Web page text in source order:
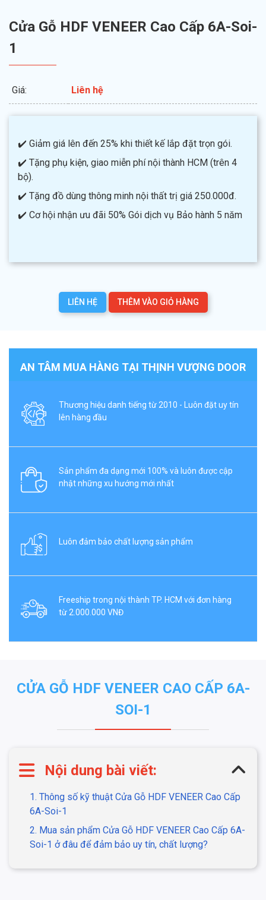
Cửa Gỗ HDF VENEER Cao Cấp 6A-Soi-
1
Giá: Liên hệ
✔️ Giảm giá lên đến 25% khi thiết kế lắp đặt trọn gói.
✔️ Tặng phụ kiện, giao miễn phí nội thành HCM (trên 4
bộ).
✔️ Tặng đồ dùng thông minh nội thất trị giá 250.000đ.
✔️ Cơ hội nhận ưu đãi 50% Gói dịch vụ Bảo hành 5 năm
LIÊN HỆ THÊM VÀO GIỎ HÀNG
AN TÂM MUA HÀNG TẠI THỊNH VƯỢNG DOOR
Thương hiệu danh tiếng từ 2010 - Luôn đặt uy tín
lên hàng đầu
Sản phẩm đa dạng mới 100% và luôn được cập
nhật những xu hướng mới nhất
Luôn đảm bảo chất lượng sản phẩm
Freeship trong nội thành TP. HCM với đơn hàng
từ 2.000.000 VNĐ
CỬA GỖ HDF VENEER CAO CẤP 6A-
SOI-1
Nội dung bài viết:
1. Thông số kỹ thuật Cửa Gỗ HDF VENEER Cao Cấp
6A-Soi-1
2. Mua sản phẩm Cửa Gỗ HDF VENEER Cao Cấp 6A-
Soi-1 ở đâu để đảm bảo uy tín, chất lượng?